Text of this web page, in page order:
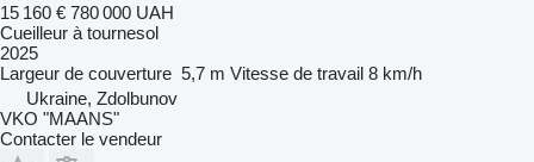
15 160 € 780 000 UAH
Cueilleur à tournesol
2025
Largeur de couverture 5,7 m Vitesse de travail 8 km/h
Ukraine, Zdolbunov
VKO "MAANS"
Contacter le vendeur